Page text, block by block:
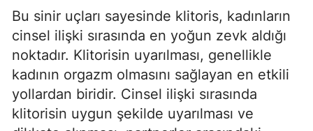
Bu sinir uçları sayesinde klitoris, kadınların
cinsel ilişki sırasında en yoğun zevk aldığı
noktadır. Klitorisin uyarılması, genellikle
kadının orgazm olmasını sağlayan en etkili
yollardan biridir. Cinsel ilişki sırasında
klitorisin uygun şekilde uyarılması ve